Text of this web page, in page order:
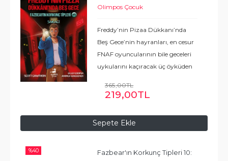
Sepete Ekle
Olimpos Çocuk
Freddy’nin Pizaa Dükkanı’nda
Beş Gece’nin hayranları, en cesur
FNAF oyuncularının bile geceleri
uykularını kaçıracak üç öyküden
kaçırmak istemeyecekler! Kendi
...Devamı
365,00TL
219,00TL
%40
Fazbear'ın Korkunç Tipleri 10: